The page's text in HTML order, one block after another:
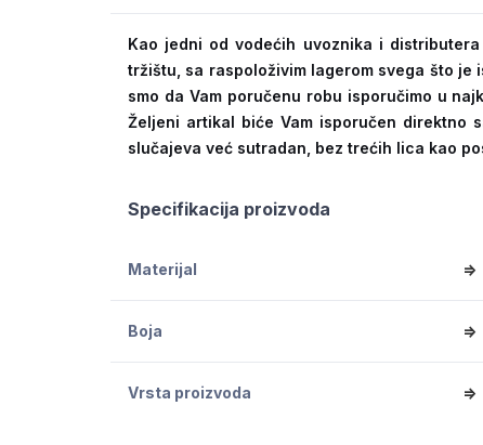
Kao jedni od vodećih uvoznika i
tržištu, sa raspoloživim lagerom svega što
smo da Vam poručenu robu isporučimo u
Željeni artikal biće Vam isporučen direktno
slučajeva već sutradan, bez trećih lica kao
Specifikacija proizvoda
Materijal =>
Boja =>
Vrsta proizvoda =>